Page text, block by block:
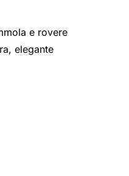
e rovere
elegante